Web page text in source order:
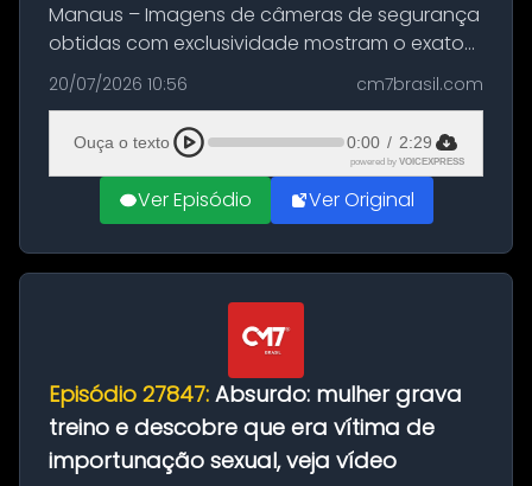
Manaus – Imagens de câmeras de segurança
obtidas com exclusividade mostram o exato
momento da fuga do principal suspeito da
morte de Larissa Araújo, de 28 anos. O crime
ocorreu na noite deste último d...
20/07/2026 10:56 cm7brasil.com
Ouça o texto 0:00 / 2:29
powered by VOICEXPRESS
Ver Episódio Ver Original
Episódio 27847: Absurdo: mulher grava
treino e descobre que era vítima de
importunação sexual, veja vídeo